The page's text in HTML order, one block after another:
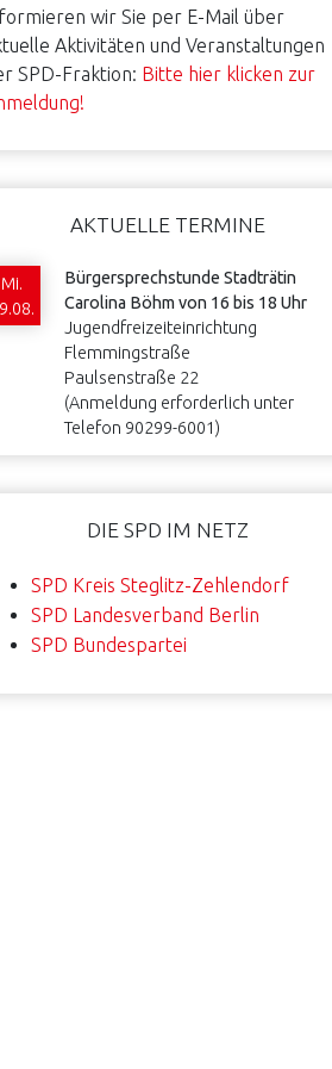
wir Sie per E-Mail über
Aktivitäten und Veranstaltungen
SPD-Fraktion: Bitte hier klicken zur
AKTUELLE TERMINE
Mi.
Bürgersprechstunde Stadträtin
Carolina Böhm von 16 bis 18 Uhr
Jugendfreizeiteinrichtung
Flemmingstraße
Paulsenstraße 22
(Anmeldung erforderlich unter
Telefon 90299-6001)
DIE SPD IM NETZ
SPD Kreis Steglitz-Zehlendorf
SPD Landesverband Berlin
SPD Bundespartei